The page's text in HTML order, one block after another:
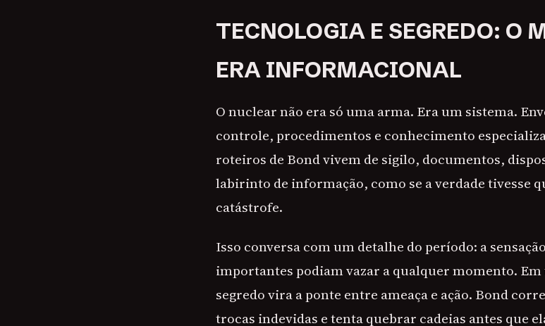
TECNOLOGIA E SEGREDO: O
ERA INFORMACIONAL
O nuclear não era só uma arma. Era um sistema.
controle, procedimentos e conhecimento
roteiros de Bond vivem de sigilo, documentos,
labirinto de informação, como se a verdade tivesse
catástrofe.
Isso conversa com um detalhe do período: a
importantes podiam vazar a qualquer momento.
segredo vira a ponte entre ameaça e ação. Bond
trocas indevidas e tenta quebrar cadeias antes que